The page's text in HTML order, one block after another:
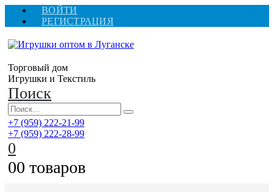
ВОЙТИ
РЕГИСТРАЦИЯ
Торговый дом
Игрушки и Текстиль
Поиск
+7 (959) 222-21-99
+7 (959) 222-28-99
0
00 товаров